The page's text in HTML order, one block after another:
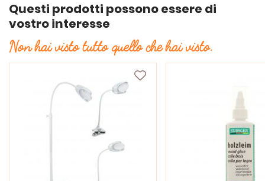
Questi prodotti possono essere di
vostro interesse
Non hai visto tutto quello che hai visto.